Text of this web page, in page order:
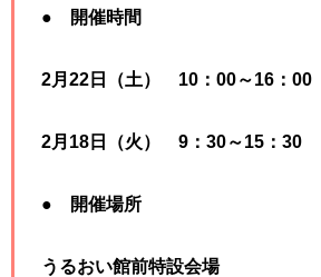
● 開催時間
2月22日（土） 10：00～16：00
2月18日（火） 9：30～15：30
● 開催場所
うるおい館前特設会場